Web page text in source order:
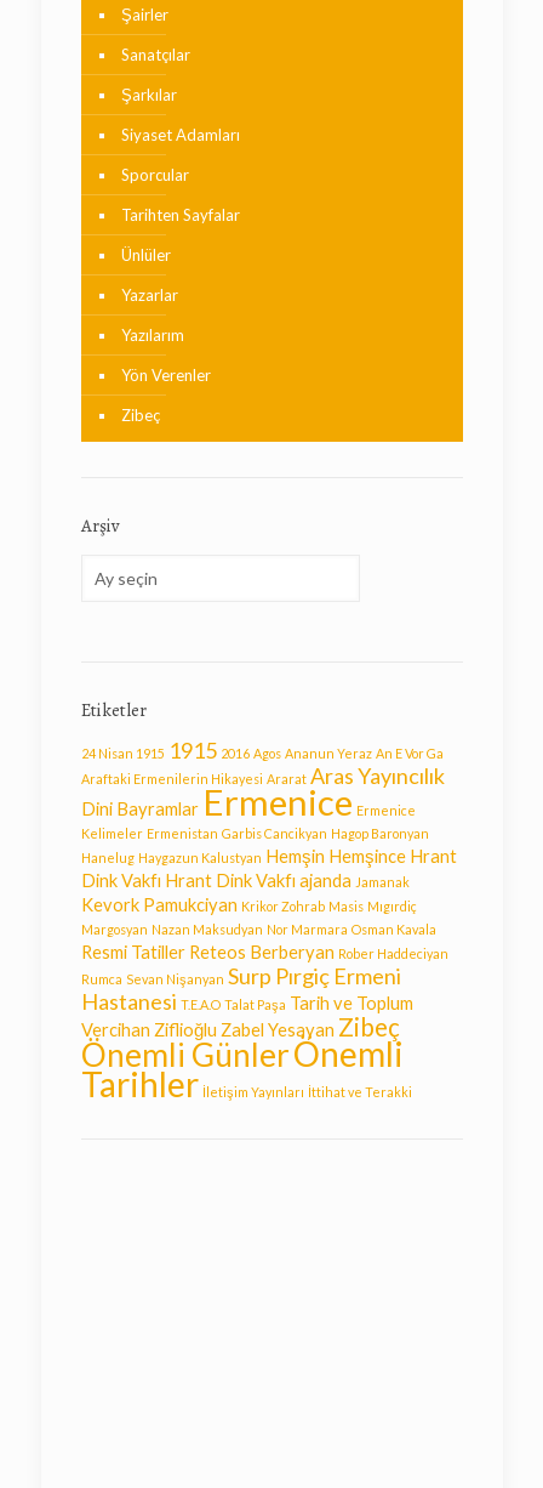
Şairler
Sanatçılar
Şarkılar
Siyaset Adamları
Sporcular
Tarihten Sayfalar
Ünlüler
Yazarlar
Yazılarım
Yön Verenler
Zibeç
Arşiv
Etiketler
24 Nisan 1915 1915 2016 Agos Ananun Yeraz An E Vor Ga
Araftaki Ermenilerin Hikayesi Ararat Aras Yayıncılık
Dini Bayramlar Ermenice Ermenice
Kelimeler Ermenistan Garbis Cancikyan Hagop Baronyan
Hanelug Haygazun Kalustyan Hemşin Hemşince Hrant
Dink Vakfı Hrant Dink Vakfı ajanda Jamanak
Kevork Pamukciyan Krikor Zohrab Masis Mıgırdiç
Margosyan Nazan Maksudyan Nor Marmara Osman Kavala
Resmi Tatiller Reteos Berberyan Rober Haddeciyan
Rumca Sevan Nişanyan Surp Pırgiç Ermeni
Hastanesi T.E.A.O Talat Paşa Tarih ve Toplum
Vercihan Ziflioğlu Zabel Yesayan Zibeç
Önemli GünlerÖnemli
Tarihler İletişim Yayınları İttihat ve Terakki